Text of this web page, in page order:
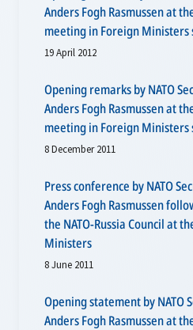
Anders Fogh Rasmussen at
meeting in Foreign Ministers
19 April 2012
Opening remarks by NATO
Anders Fogh Rasmussen at
meeting in Foreign Ministers
8 December 2011
Press conference by NATO
Anders Fogh Rasmussen
the NATO-Russia Council at
Ministers
8 June 2011
Opening statement by NATO
Anders Fogh Rasmussen at